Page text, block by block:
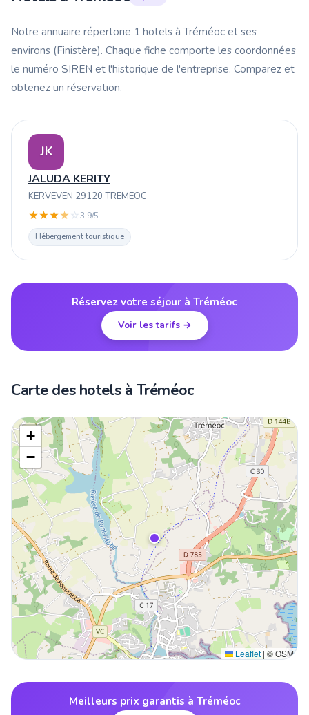
Notre annuaire répertorie 1 hotels à Tréméoc et ses
environs (Finistère). Chaque fiche comporte les coordonnées
le numéro SIREN et l'historique de l'entreprise. Comparez et
obtenez un réservation.
JK
JALUDA KERITY
KERVEVEN 29120 TREMEOC
★★★★ ☆3.9/5
Hébergement touristique
Réservez votre séjour à Tréméoc
Voir les tarifs →
Carte des hotels à Tréméoc
+
−
Leaflet | © OSM
Meilleurs prix garantis à Tréméoc